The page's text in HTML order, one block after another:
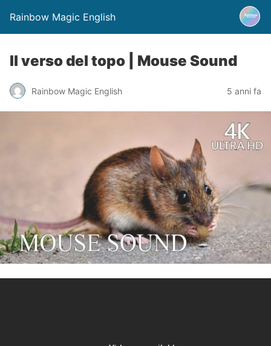
Rainbow Magic English
Il verso del topo | Mouse Sound
Rainbow Magic English 5 anni fa